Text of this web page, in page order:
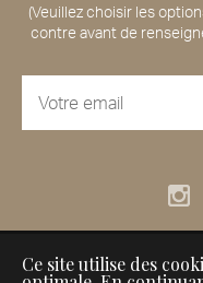
(Veuillez choisir les
contre avant de
À propos Nos
Ce site utilise des